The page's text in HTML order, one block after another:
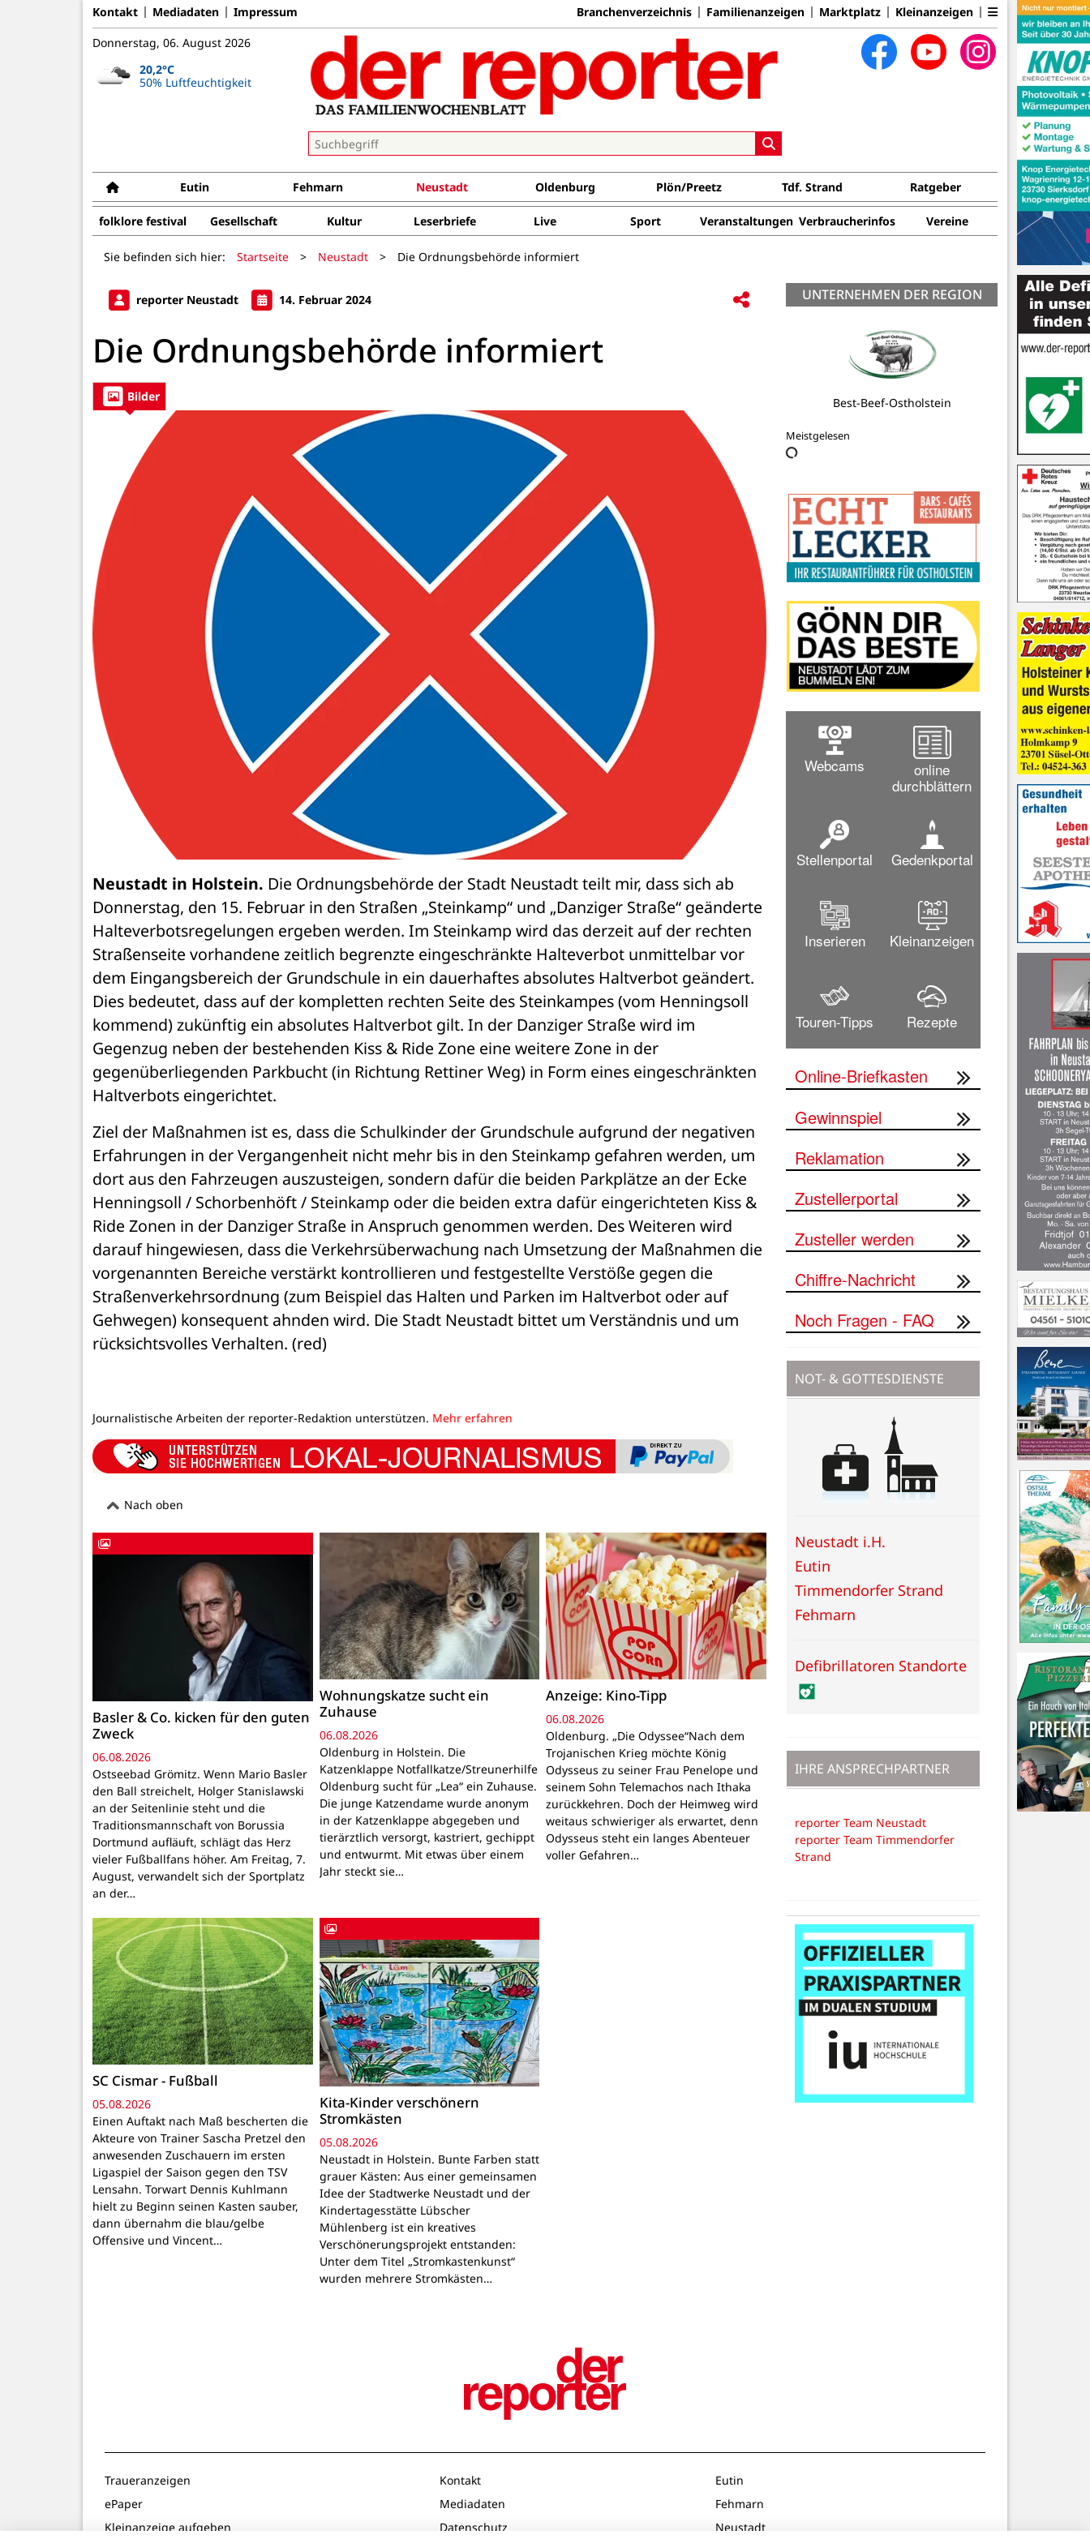
Kontakt Mediadaten Impressum Branchenverzeichnis Familienanzeigen Marktplatz Kleinanzeigen
Donnerstag, 06. August 2026
20,2°C
50% Luftfeuchtigkeit
Eutin Fehmarn Neustadt Oldenburg Plön/Preetz Tdf. Strand Ratgeber
folklore festival Gesellschaft Kultur Leserbriefe Live Sport Veranstaltungen Verbraucherinfos Vereine
Sie befinden sich hier: Startseite > Neustadt > Die Ordnungsbehörde informiert
reporter Neustadt 14. Februar 2024
Die Ordnungsbehörde informiert
Bilder
Neustadt in Holstein. Die Ordnungsbehörde der Stadt Neustadt teilt mir, dass sich ab
Donnerstag, den 15. Februar in den Straßen „Steinkamp“ und „Danziger Straße“ geänderte
Halteverbotsregelungen ergeben werden. Im Steinkamp wird das derzeit auf der rechten
Straßenseite vorhandene zeitlich begrenzte eingeschränkte Halteverbot unmittelbar vor
dem Eingangsbereich der Grundschule in ein dauerhaftes absolutes Haltverbot geändert.
Dies bedeutet, dass auf der kompletten rechten Seite des Steinkampes (vom Henningsoll
kommend) zukünftig ein absolutes Haltverbot gilt. In der Danziger Straße wird im
Gegenzug neben der bestehenden Kiss & Ride Zone eine weitere Zone in der
gegenüberliegenden Parkbucht (in Richtung Rettiner Weg) in Form eines eingeschränkten
Haltverbots eingerichtet.
Ziel der Maßnahmen ist es, dass die Schulkinder der Grundschule aufgrund der negativen
Erfahrungen in der Vergangenheit nicht mehr bis in den Steinkamp gefahren werden, um
dort aus den Fahrzeugen auszusteigen, sondern dafür die beiden Parkplätze an der Ecke
Henningsoll / Schorbenhöft / Steinkamp oder die beiden extra dafür eingerichteten Kiss &
Ride Zonen in der Danziger Straße in Anspruch genommen werden. Des Weiteren wird
darauf hingewiesen, dass die Verkehrsüberwachung nach Umsetzung der Maßnahmen die
vorgenannten Bereiche verstärkt kontrollieren und festgestellte Verstöße gegen die
Straßenverkehrsordnung (zum Beispiel das Halten und Parken im Haltverbot oder auf
Gehwegen) konsequent ahnden wird. Die Stadt Neustadt bittet um Verständnis und um
rücksichtsvolles Verhalten. (red)
Journalistische Arbeiten der reporter-Redaktion unterstützen. Mehr erfahren
Nach oben
Basler & Co. kicken für den guten
Zweck
06.08.2026
Ostseebad Grömitz. Wenn Mario Basler
den Ball streichelt, Holger Stanislawski
an der Seitenlinie steht und die
Traditionsmannschaft von Borussia
Dortmund aufläuft, schlägt das Herz
vieler Fußballfans höher. Am Freitag, 7.
August, verwandelt sich der Sportplatz
an der…
Wohnungskatze sucht ein
Zuhause
06.08.2026
Oldenburg in Holstein. Die
Katzenklappe Notfallkatze/Streunerhilfe
Oldenburg sucht für „Lea“ ein Zuhause.
Die junge Katzendame wurde anonym
in der Katzenklappe abgegeben und
tierärztlich versorgt, kastriert, gechippt
und entwurmt. Mit etwas über einem
Jahr steckt sie…
Anzeige: Kino-Tipp
06.08.2026
Oldenburg. „Die Odyssee“Nach dem
Trojanischen Krieg möchte König
Odysseus zu seiner Frau Penelope und
seinem Sohn Telemachos nach Ithaka
zurückkehren. Doch der Heimweg wird
weitaus schwieriger als erwartet, denn
Odysseus steht ein langes Abenteuer
voller Gefahren…
SC Cismar - Fußball
05.08.2026
Einen Auftakt nach Maß bescherten die
Akteure von Trainer Sascha Pretzel den
anwesenden Zuschauern im ersten
Ligaspiel der Saison gegen den TSV
Lensahn. Torwart Dennis Kuhlmann
hielt zu Beginn seinen Kasten sauber,
dann übernahm die blau/gelbe
Offensive und Vincent…
Kita-Kinder verschönern
Stromkästen
05.08.2026
Neustadt in Holstein. Bunte Farben statt
grauer Kästen: Aus einer gemeinsamen
Idee der Stadtwerke Neustadt und der
Kindertagesstätte Lübscher
Mühlenberg ist ein kreatives
Verschönerungsprojekt entstanden:
Unter dem Titel „Stromkastenkunst“
wurden mehrere Stromkästen…
UNTERNEHMEN DER REGION
Malermeister Alex Hansmann
Meistgelesen
Webcams
online
durchblättern
Stellenportal Gedenkportal
Inserieren Kleinanzeigen
Touren-Tipps Rezepte
Online-Briefkasten
Gewinnspiel
Reklamation
Zustellerportal
Zusteller werden
Chiffre-Nachricht
Noch Fragen - FAQ
NOT- & GOTTESDIENSTE
Neustadt i.H.
Eutin
Timmendorfer Strand
Fehmarn
Defibrillatoren Standorte
IHRE ANSPRECHPARTNER
reporter Team Neustadt
reporter Team Timmendorfer
Strand
Traueranzeigen
ePaper
Kleinanzeige aufgeben
Kontakt
Mediadaten
Datenschutz
Eutin
Fehmarn
Neustadt